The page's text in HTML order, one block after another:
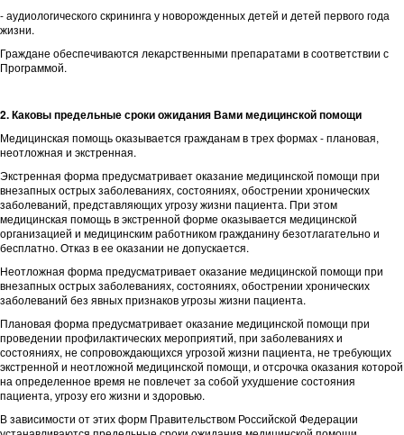
- аудиологического скрининга у новорожденных детей и детей первого года
жизни.
Граждане обеспечиваются лекарственными препаратами в соответствии с
Программой.
2. Каковы предельные сроки ожидания Вами медицинской помощи
Медицинская помощь оказывается гражданам в трех формах - плановая,
неотложная и экстренная.
Экстренная форма предусматривает оказание медицинской помощи при
внезапных острых заболеваниях, состояниях, обострении хронических
заболеваний, представляющих угрозу жизни пациента. При этом
медицинская помощь в экстренной форме оказывается медицинской
организацией и медицинским работником гражданину безотлагательно и
бесплатно. Отказ в ее оказании не допускается.
Неотложная форма предусматривает оказание медицинской помощи при
внезапных острых заболеваниях, состояниях, обострении хронических
заболеваний без явных признаков угрозы жизни пациента.
Плановая форма предусматривает оказание медицинской помощи при
проведении профилактических мероприятий, при заболеваниях и
состояниях, не сопровождающихся угрозой жизни пациента, не требующих
экстренной и неотложной медицинской помощи, и отсрочка оказания которой
на определенное время не повлечет за собой ухудшение состояния
пациента, угрозу его жизни и здоровью.
В зависимости от этих форм Правительством Российской Федерации